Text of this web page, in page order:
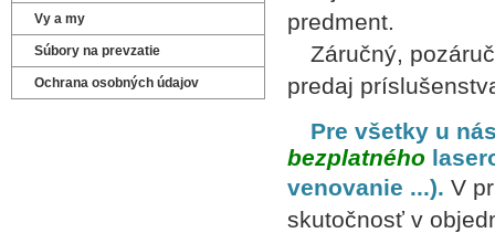
predment.
Záručný,
predaj
Pre všetky u
bezplatného
venovanie ...). V
skutočnosť v
Vy a my
Súbory na prevzatie
Ochrana osobných údajov